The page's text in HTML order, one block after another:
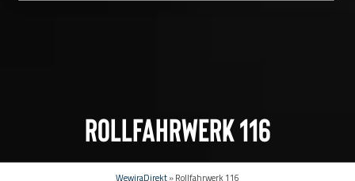
Rollfahrwerk 116
WewiraDirekt»Rollfahrwerk 116